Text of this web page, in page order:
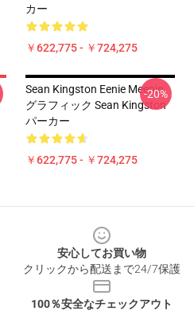
カー
￥622,775 - ￥724,275
Sean Kingston Eenie Meenie
グラフィック Sean Kingston
パーカー
￥622,775 - ￥724,275
-20%
安心してお買い物
クリックから配送まで24/7保護
100％安全なチェックアウト